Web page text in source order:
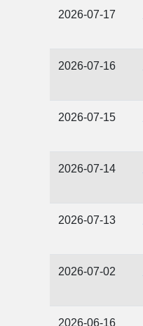
2026-07-17
2026-07-16
2026-07-15
2026-07-14
2026-07-13
2026-07-02
2026-06-16